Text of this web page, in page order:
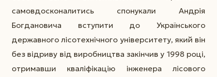
самовдосконалитись спонукали Андрія
Богдановича вступити до Українського
державного лісотехнічного університету, який він
без відриву від виробництва закінчив у 1998 році,
отримавши кваліфікацію інженера лісового